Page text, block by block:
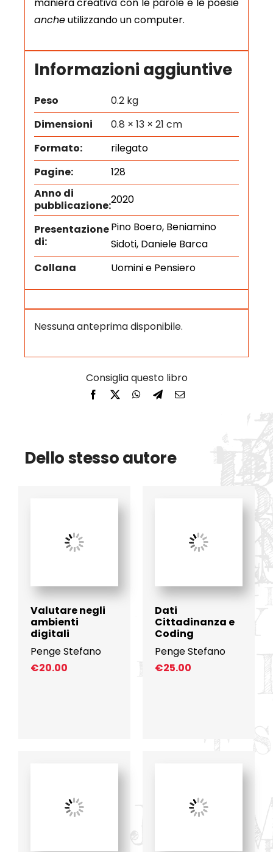
ancheutilizzando un computer.
Informazioni aggiuntive
Peso
0.2 kg
Dimensioni
0.8 × 13 × 21 cm
Formato:
rilegato
Pagine:
128
Anno di
pubblicazione:2020
Presentazione
di:
Pino Boero, Beniamino
Sidoti, Daniele Barca
Collana
Uomini e Pensiero
Nessuna anteprima disponibile.
Dello stesso autore
Valutare negli
ambienti
digitali
Penge Stefano
€20.00
Dati
Cittadinanza e
Coding
Penge Stefano
€25.00